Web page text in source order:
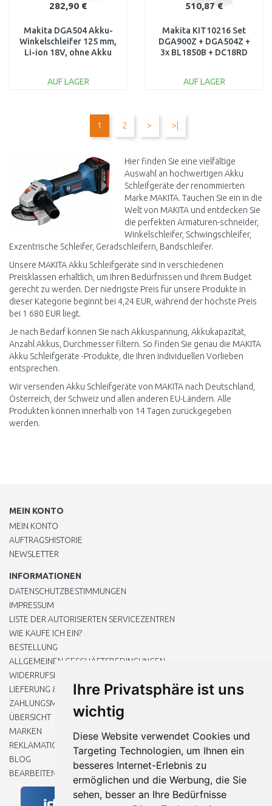
Ihre Privatsphäre ist uns
wichtig
Diese Website verwendet Cookies und
Targeting Technologien, um Ihnen ein
besseres Internet-Erlebnis zu
ermöglichen und die Werbung, die Sie
sehen, besser an Ihre Bedürfnisse
282,90 €
Makita DGA504 Akku-
Winkelschleifer 125 mm,
Li-ion 18V, ohne Akku
AUF LAGER
510,87 €
Makita KIT10216 Set
DGA900Z + DGA504Z +
3x BL1850B + DC18RD
AUF LAGER
1 2 > >|
Hier finden Sie eine vielfältige
Auswahl an hochwertigen Akku
Schleifgeräte der renommierten
Marke MAKITA. Tauchen Sie ein in die
Welt von MAKITA und entdecken Sie
die perfekten Armaturen-schneider,
Winkelschleifer, Schwingschleifer,
Exzentrische Schleifer, Geradschleifern, Bandschleifer.
Unsere MAKITA Akku Schleifgeräte sind in verschiedenen
Preisklassen erhältlich, um Ihren Bedürfnissen und Ihrem Budget
gerecht zu werden. Der niedrigste Preis für unsere Produkte in
dieser Kategorie beginnt bei 4,24 EUR, während der höchste Preis
bei 1 680 EUR liegt.
Je nach Bedarf können Sie nach Akkuspannung, Akkukapazität,
Anzahl Akkus, Durchmesser filtern. So finden Sie genau die MAKITA
Akku Schleifgeräte -Produkte, die Ihren individuellen Vorlieben
entsprechen.
Wir versenden Akku Schleifgeräte von MAKITA nach Deutschland,
Österreich, der Schweiz und allen anderen EU-Ländern. Alle
Produkten können innerhalb von 14 Tagen zurückgegeben
werden.
MEIN KONTO
MEIN KONTO
AUFTRAGSHISTORIE
NEWSLETTER
INFORMATIONEN
DATENSCHUTZBESTIMMUNGEN
IMPRESSUM
LISTE DER AUTORISIERTEN SERVICEZENTREN
WIE KAUFE ICH EIN?
BESTELLUNG
ALLGEMEINEN GESCHÄFTSBEDINGUNGEN
WIDERRUFSRECHT
LIEFERUNG & ZAHLUNG
ZAHLUNGSMETHODEN
ÜBERSICHT
MARKEN
REKLAMATIONEN UND RETOUREN
BLOG
BEARBEITEN SIE MEINE COOKIE-EINSTELLUNGEN